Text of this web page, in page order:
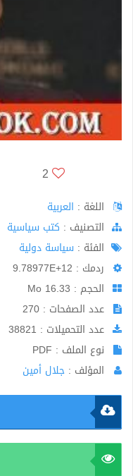
2
اللغة : العربية
اﻟﺘﺼﻨﻴﻒ : كتب سياسية
الفئة : سياسة دولية
ردمك : 9.78977E+12
الحجم : 16.33 Mo
عدد الصفحات : 270
عدد التحميلات : 38821
نوع الملف : PDF
المؤلف : جلال أمين